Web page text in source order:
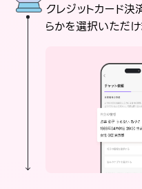
クレジットカード決
らかを選択いただけ